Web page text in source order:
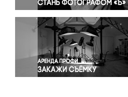
Религия
Светская жизнь
Спорт
Экология
Экономика и бизнес